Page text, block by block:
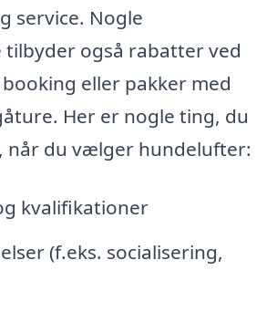
service. Nogle
også rabatter ved
eller pakker med
Her er nogle ting, du
når du vælger hundelufter:
kvalifikationer
(f.eks. socialisering,